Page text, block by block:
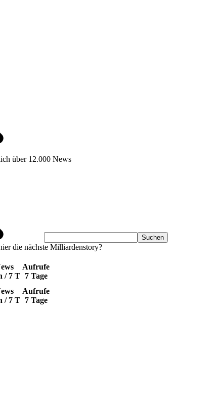
über 12.000 News
die nächste Milliardenstory?
/ 7 T
Aufrufe
7 Tage
/ 7 T
Aufrufe
7 Tage